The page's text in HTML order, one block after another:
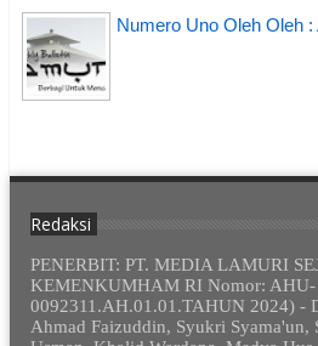
Numero Uno Oleh Oleh
Redaksi
PENERBIT: PT. MEDIA LAMURI
KEMENKUMHAM RI Nomor: AHU-
0092311.AH.01.01.TAHUN 2024) -
Ahmad Faizuddin, Syukri